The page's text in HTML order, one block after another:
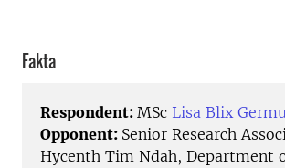
Fakta
Respondent: MSc Lisa Blix
Opponent: Senior Research
Hycenth Tim Ndah, Department